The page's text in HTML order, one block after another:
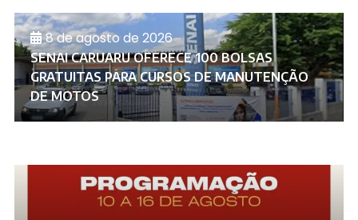
8 de agosto de 2026
SENAI CARUARU OFERECE 100 BOLSAS
GRATUITAS PARA CURSOS DE MANUTENÇÃO
DE MOTOS